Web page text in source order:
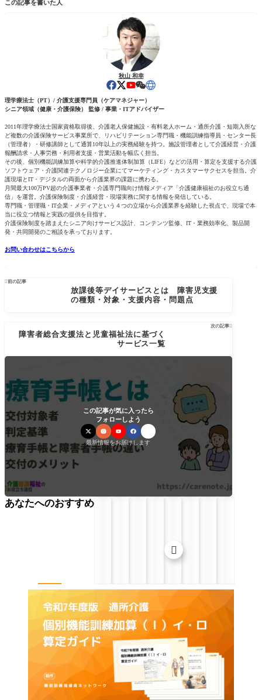
この記事を書いた人
秋山 和幸
理学療法士（PT）/ 介護支援専門員（ケアマネジャー）
シニア領域（健康・介護保険） 監修 / 事業・ITアドバイザー
2011年理学療法士国家資格取得後、介護老人保健施設・有料老人ホーム・通所介護・短期入所な
ど複数の介護保険サービス事業所で、リハビリテーション専門職・機能訓練指導員・センター長
（管理者）・研修講師として通算10年以上の実務経験を持つ。施設管理者として介護経営・介護
報酬請求・人事労務・利用者支援・営業活動を幅広く担当。
その後、個別機能訓練加算や科学的介護推進体制加算（LIFE）などの活用・算定を支援する介護
ソフトウェア・介護関連テクノロジー企業にてマーケティング・カスタマーサクセスを担当。介
護現場とIT・デジタルの両面から介護業界の課題に携わる。
月間最大100万PV超の介護事業者・介護専門職向け情報メディア「介護健康福祉のお役立ち通
信」を運営。介護保険制度・介護経営・現場実務に関する情報を発信している。
専門職・管理職・IT企業・メディアという４つの立場から介護業界を経験した視点で、現場で本
当に役立つ情報と実践の提供を目指す。
介護保険制度を踏まえたシニア向けサービス設計、コンテンツ監修、IT・業務効率化、製品開
発・共同開発のご相談を承っております。
お問い合わせはこちらから
前の記事
放課後等デイサービスとは 障害児支援
の種類・対象・支援内容・問題点
次の記事
障害者総合支援法と児童福祉法に基づく
サービス一覧
この記事が気に入ったら
フォローしよう
最新情報をお届けします
あなたへのおすすめ
